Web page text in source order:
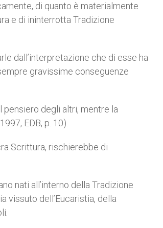
di quanto è materialmente
e di ininterrotta Tradizione
dall’interpretazione che di esse ha
gravissime conseguenze
degli altri, mentre la
EDB, p. 10).
Scrittura, rischierebbe di
nati all’interno della Tradizione
vissuto dell’Eucaristia, della